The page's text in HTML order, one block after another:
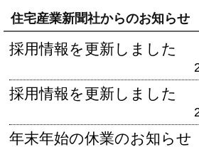
住宅産業新聞社からのお知らせ
採用情報を更新しました
採用情報を更新しました
年末年始の休業のお知らせ